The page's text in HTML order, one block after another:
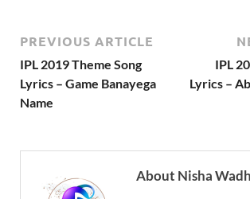
PREVIOUS ARTICLE
IPL 2019 Theme Song
Lyrics – Game Banayega
Name
IPL
Lyrics –
About Nisha